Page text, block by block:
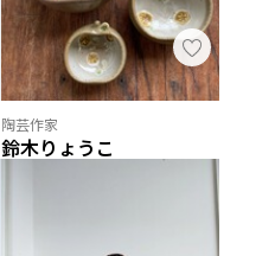
陶芸作家
鈴木りょうこ